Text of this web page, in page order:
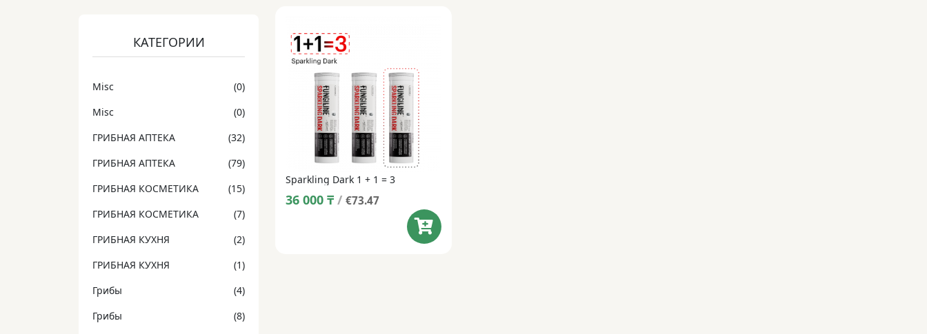
КАТЕГОРИИ
Misc
(0)
Misc
(0)
ГРИБНАЯ АПТЕКА
(32)
ГРИБНАЯ АПТЕКА
(79)
ГРИБНАЯ КОСМЕТИКА
(15)
ГРИБНАЯ КОСМЕТИКА
(7)
ГРИБНАЯ КУХНЯ
(2)
ГРИБНАЯ КУХНЯ
(1)
Грибы
(4)
Грибы
(8)
Sparkling Dark 1 + 1 = 3
36 000 ₸ / €73.47